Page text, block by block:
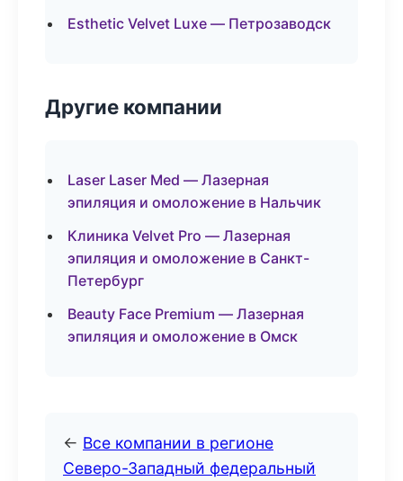
Esthetic Velvet Luxe — Петрозаводск
Другие компании
Laser Laser Med — Лазерная
эпиляция и омоложение в Нальчик
Клиника Velvet Pro — Лазерная
эпиляция и омоложение в Санкт-
Петербург
Beauty Face Premium — Лазерная
эпиляция и омоложение в Омск
← Все компании в регионе
Северо-Западный федеральный